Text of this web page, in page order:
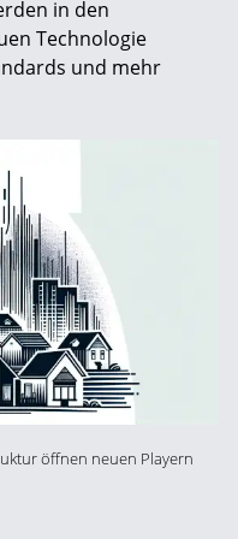
in den
Technologie
und mehr
öffnen neuen Playern